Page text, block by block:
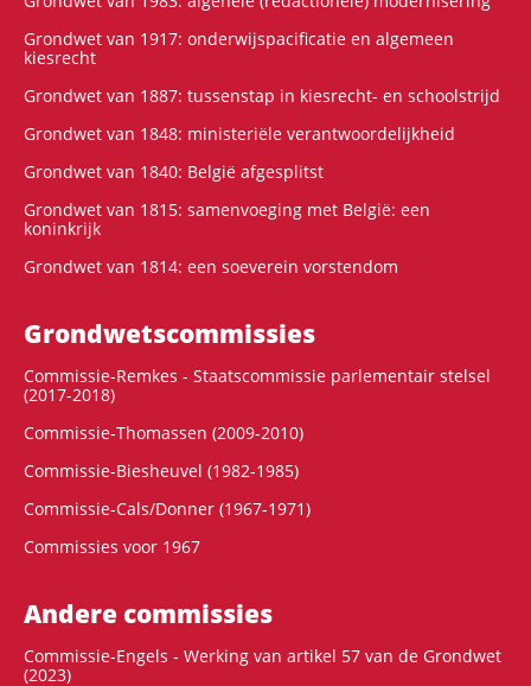
Grondwet van 1917: onderwijspacificatie en algemeen
kiesrecht
Grondwet van 1887: tussenstap in kiesrecht- en schoolstrijd
Grondwet van 1848: ministeriële verantwoordelijkheid
Grondwet van 1840: België afgesplitst
Grondwet van 1815: samenvoeging met België: een
koninkrijk
Grondwet van 1814: een soeverein vorstendom
Grondwets­commissies
Commissie-Remkes - Staatscommissie parlementair stelsel
(2017-2018)
Commissie-Thomassen (2009-2010)
Commissie-Biesheuvel (1982-1985)
Commissie-Cals/Donner (1967-1971)
Commissies voor 1967
Andere commissies
Commissie-Engels - Werking van artikel 57 van de Grondwet
(2023)